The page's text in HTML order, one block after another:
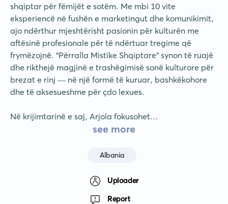
shqiptar për fëmijët e sotëm. Me mbi 10 vite
eksperiencë në fushën e marketingut dhe komunikimit,
ajo ndërthur mjeshtërisht pasionin për kulturën me
aftësinë profesionale për të ndërtuar tregime që
frymëzojnë. “Përralla Mistike Shqiptare” synon të ruajë
dhe rikthejë magjinë e trashëgimisë sonë kulturore për
brezat e rinj — në një formë të kuruar, bashkëkohore
dhe të aksesueshme për çdo lexues.
Në krijimtarinë e saj, Arjola fokusohet...
see more
Albania
Uploader
Report